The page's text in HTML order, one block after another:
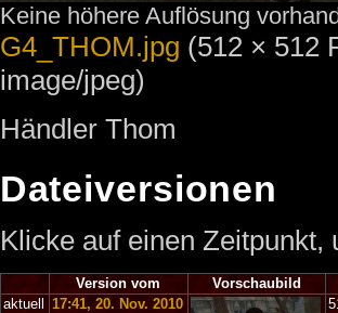
Keine höhere Auflösung
G4_THOM.jpg (512 × 512
image/jpeg)
Händler Thom
Dateiversionen
Klicke auf einen
Version vom
Vorschaubild
aktuell
17:41, 20. Nov. 2010